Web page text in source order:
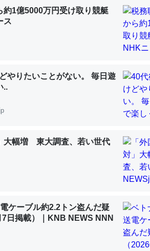
学の大問題＝「昆虫はなぜ海にいないのか」に関す
ムも酸素も不足してて両方に不利だから両
いる鋏角類（カブトガニ・ウミグモ）はカ
ジになったり努力してるし。
約1億5000万円受け取り競艇
ス
やりたいことがない。 毎日遊
..
大幅増 東大調査、若い世代
ケーブル約2.2トン盗んだ疑
日掲載）｜KNB NEWS NNN